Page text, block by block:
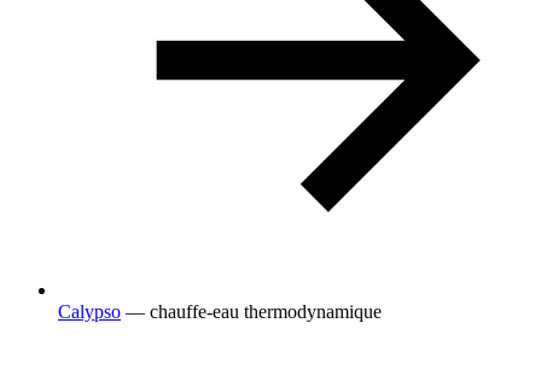
Calypso — chauffe-eau thermodynamique